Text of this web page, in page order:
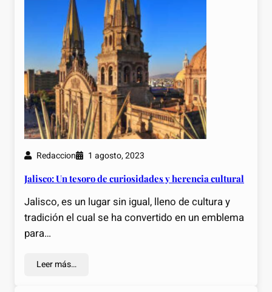
Redaccion 1 agosto, 2023
Jalisco: Un tesoro de curiosidades y herencia cultural
Jalisco, es un lugar sin igual, lleno de cultura y
tradición el cual se ha convertido en un emblema
para…
Leer más…